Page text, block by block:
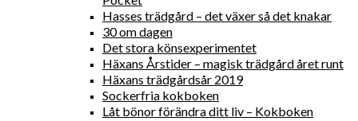
Hasses trädgård – det växer så det knakar
30 om dagen
Det stora könsexperimentet
Häxans Årstider – magisk trädgård året runt
Häxans trädgårdsår 2019
Sockerfria kokboken
Låt bönor förändra ditt liv – Kokboken